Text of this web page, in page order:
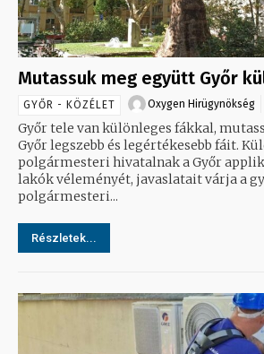
Mutassuk meg együtt Győr
GYŐR - KÖZÉLET Oxygen Hirügynökség
Győr tele van különleges fákkal,
Győr legszebb és legértékesebb fáit.
polgármesteri hivatalnak a Győr
lakók véleményét, javaslatait várja a
polgármesteri...
Részletek...